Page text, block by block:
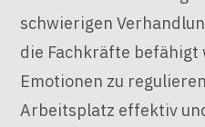
schwierigen
die Fachkräfte befähigt
Emotionen zu
Arbeitsplatz effektiv